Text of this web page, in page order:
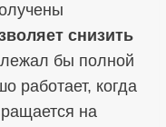
снизить
бы полной
работает, когда
на